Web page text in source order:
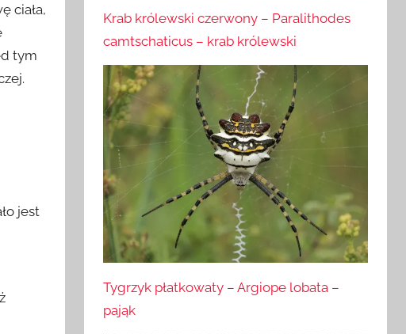
ciała,
tym
jest
Krab królewski czerwony – Paralithodes
camtschaticus – krab królewski
Tygrzyk płatkowaty – Argiope lobata –
pająk